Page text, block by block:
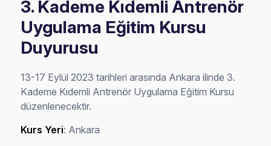
3. Kademe Kıdemli Antrenör
Uygulama Eğitim Kursu
Duyurusu
13-17 Eylül 2023 tarihleri arasında Ankara ilinde 3.
Kademe Kıdemli Antrenör Uygulama Eğitim Kursu
düzenlenecektir.
Kurs Yeri: Ankara